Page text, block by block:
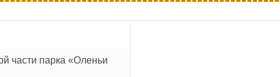
части парка «Оленьи